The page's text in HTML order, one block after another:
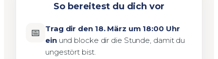
So bereitest du dich vor
📅
Trag dir den 18. März um 18:00 Uhr
einund blocke dir die Stunde, damit du
ungestört bist.